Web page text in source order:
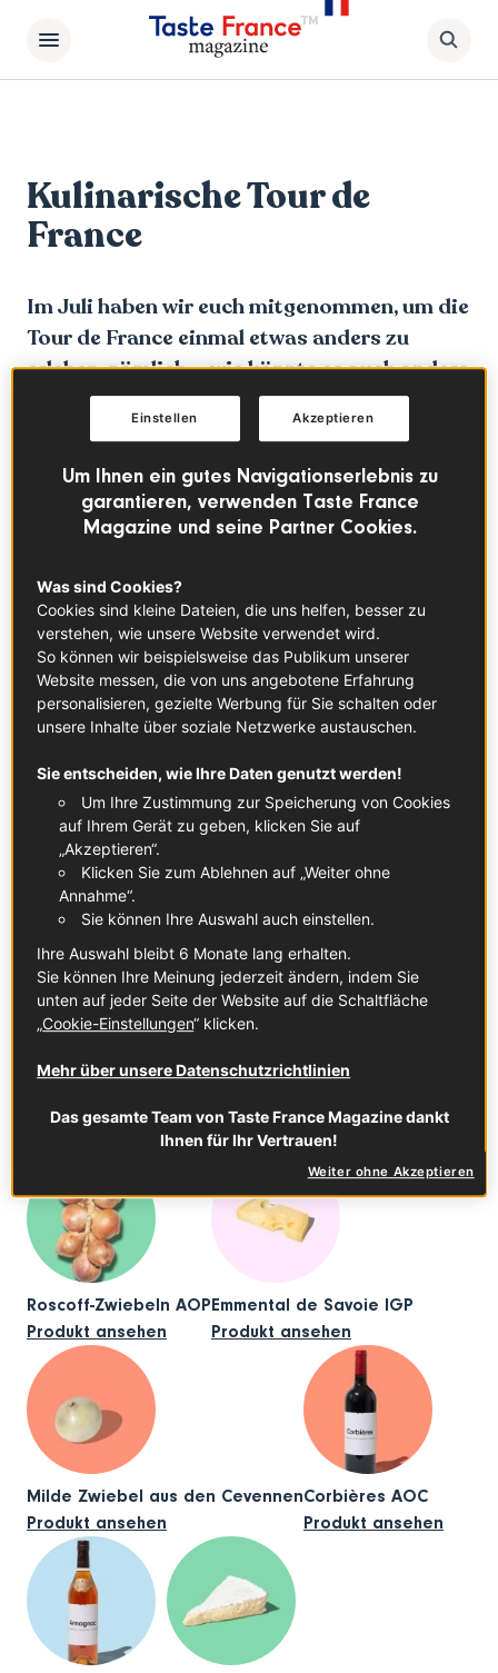
Kulinarische Tour de
France
Im Juli haben wir euch mitgenommen, um die
Tour de France einmal etwas anders zu
erleben, nämlich - wie könnte es auch anders
sein - kulinarisch. Dazu haben wir euch
verschiedene Spezialitäten und Rezepte aus
den Regionen, durch die die Tour führt,
vorgestellt: Bretagne, Loire, Savoie,
Vaucluse, Pyrenäen, Béarn, ... Hier haben wir
zusammengestellt! Bon appétit!
In diesem Artikel
Roscoff-Zwiebeln AOP
Produkt ansehen
Emmental de Savoie IGP
Produkt ansehen
Milde Zwiebel aus den Cevennen
Produkt ansehen
Corbières AOC
Produkt ansehen
Um Ihnen ein gutes Navigationserlebnis zu
garantieren, verwenden Taste France
Magazine und seine Partner Cookies.
Was sind Cookies?
Cookies sind kleine Dateien, die uns helfen, besser zu
verstehen, wie unsere Website verwendet wird.
So können wir beispielsweise das Publikum unserer
Website messen, die von uns angebotene Erfahrung
personalisieren, gezielte Werbung für Sie schalten oder
unsere Inhalte über soziale Netzwerke austauschen.
Sie entscheiden, wie Ihre Daten genutzt werden!
Um Ihre Zustimmung zur Speicherung von Cookies
auf Ihrem Gerät zu geben, klicken Sie auf
„Akzeptieren“.
Klicken Sie zum Ablehnen auf „Weiter ohne
Annahme“.
Sie können Ihre Auswahl auch einstellen.
Ihre Auswahl bleibt 6 Monate lang erhalten.
Sie können Ihre Meinung jederzeit ändern, indem Sie
unten auf jeder Seite der Website auf die Schaltfläche
„Cookie-Einstellungen“ klicken.
Mehr über unsere Datenschutzrichtlinien
Das gesamte Team von Taste France Magazine dankt
Ihnen für Ihr Vertrauen!
Weiter ohne Akzeptieren
Akzeptieren
Einstellen